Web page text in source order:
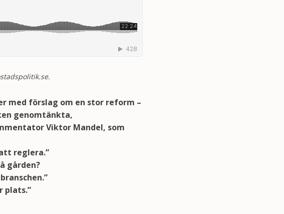
med förslag om en stor reform –
genomtänkta,
Viktor Mandel, som
reglera.”
gården?
plats.”